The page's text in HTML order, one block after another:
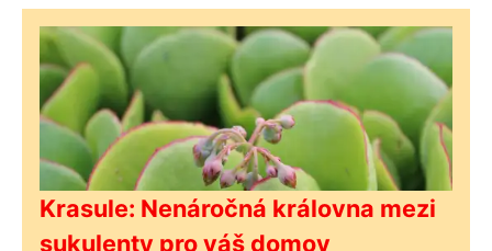
Krasule: Nenáročná královna mezi
sukulenty pro váš domov